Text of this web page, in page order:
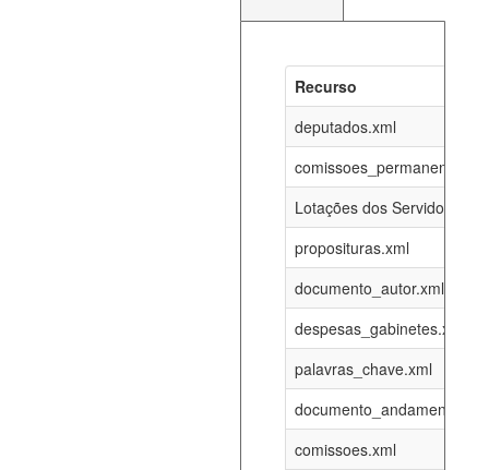
Recurso
deputados.xml
Lotações dos Servidores
proposituras.xml
documento_autor.xml
despesas_gabinetes.xml
palavras_chave.xml
documento_andamento.xml
comissoes.xml
documento_andamento_atual.xml
08-08-
funcionarios_lotacoes.xml
funcionarios_cargos.xml 12-05-
08-08-